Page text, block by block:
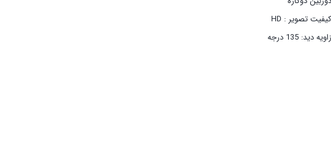
کیفیت تصویر : HD
زاویه دید: 135 درجه